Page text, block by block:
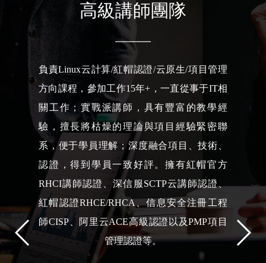
高級講師團隊
負責Linux云計算/紅帽認證/云原生/項目管理
方向課程，參加工作15年+，一直從事于IT相
關工作；實戰派講師，具有豐富的教學經
驗，擅長將枯燥的理論與項目經驗緊密聯
系，便于學員理解；深度融合項目、技術、
認證，得到學員一致好評。擁有紅帽官方
RHCI講師認證、深信服SCTP云講師認證、
紅帽認證RHCE/RHCA、信息安全注冊工程
師CISP、阿里云ACE高級認證以及PMP項目
管理認證等。